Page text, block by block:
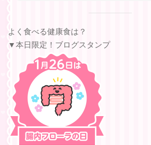
よく食べる健康食は？
▼本日限定！ブログスタンプ